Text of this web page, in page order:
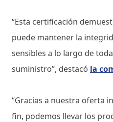
“Esta certificación
puede mantener la
sensibles a lo largo de
suministro”, destacó la
“Gracias a nuestra oferta
fin, podemos llevar los